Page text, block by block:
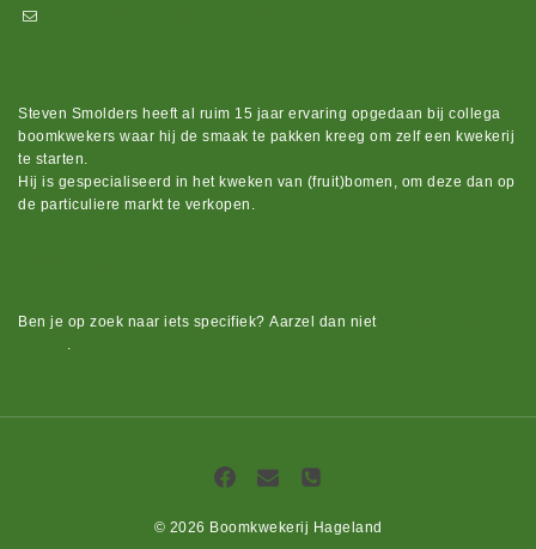
Steven Smolders heeft al ruim 15 jaar ervaring opgedaan bij collega
boomkwekers waar hij de smaak te pakken kreeg om zelf een kwekerij
te starten.
Hij is gespecialiseerd in het kweken van (fruit)bomen, om deze dan op
de particuliere markt te verkopen.
Ben je op zoek naar iets specifiek? Aarzel dan niet
.
© 2026 Boomkwekerij Hageland